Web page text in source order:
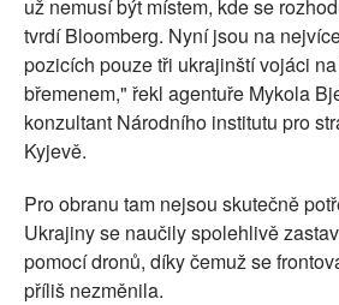
už nemusí být místem, kde se
tvrdí Bloomberg. Nyní jsou na
pozicích pouze tři ukrajinští vojáci
břemenem," řekl agentuře Mykola
konzultant Národního institutu pro
Kyjevě.
Pro obranu tam nejsou skutečně
Ukrajiny se naučily spolehlivě
pomocí dronů, díky čemuž se
příliš nezměnila.